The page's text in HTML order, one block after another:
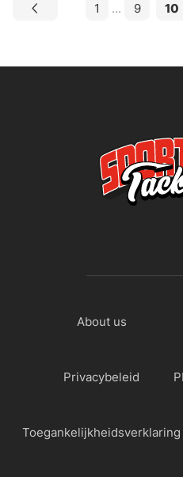
1 ... 9 10
About us
Privacybeleid
Toegankelijkheidsverklaring